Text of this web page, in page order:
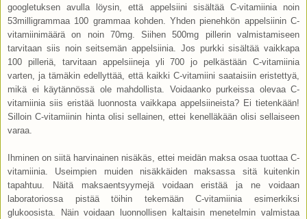
googletuksen avulla löysin, että appelsiini sisältää C-vitamiinia noin
53milligrammaa 100 grammaa kohden. Yhden pienehkön appelsiinin C-
vitamiinimäärä on noin 70mg. Siihen 500mg pillerin valmistamiseen
tarvitaan siis noin seitsemän appelsiinia. Jos purkki sisältää vaikkapa
100 pilleriä, tarvitaan appelsiineja yli 700 jo pelkästään C-vitamiinia
varten, ja tämäkin edellyttää, että kaikki C-vitamiini saataisiin eristettyä,
mikä ei käytännössä ole mahdollista. Voidaanko purkeissa olevaa C-
vitamiinia siis eristää luonnosta vaikkapa appelsiineista? Ei tietenkään!
Silloin C-vitamiinin hinta olisi sellainen, ettei kenelläkään olisi sellaiseen
varaa.
Ihminen on siitä harvinainen nisäkäs, ettei meidän maksa osaa tuottaa C-
vitamiinia. Useimpien muiden nisäkkäiden maksassa sitä kuitenkin
tapahtuu. Näitä maksaentsyymejä voidaan eristää ja ne voidaan
laboratoriossa pistää töihin tekemään C-vitamiinia esimerkiksi
glukoosista. Näin voidaan luonnollisen kaltaisin menetelmin valmistaa